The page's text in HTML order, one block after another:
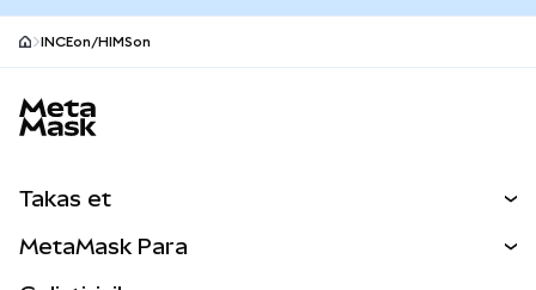
INCEon/HIMSon
Takas et
MetaMask Para